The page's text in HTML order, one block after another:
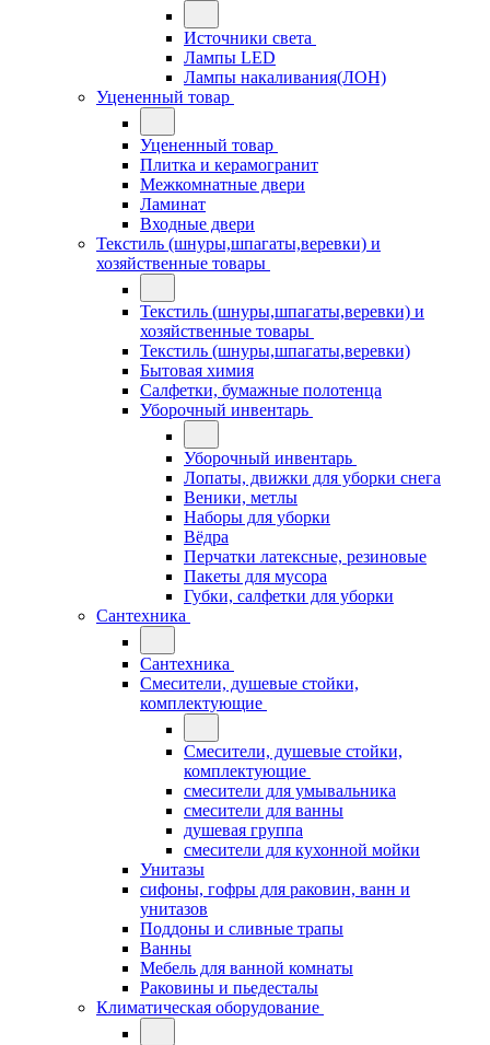
Источники света
Лампы LED
Лампы накаливания(ЛОН)
Уцененный товар
Уцененный товар
Плитка и керамогранит
Межкомнатные двери
Ламинат
Входные двери
Текстиль (шнуры,шпагаты,веревки) и
хозяйственные товары
Текстиль (шнуры,шпагаты,веревки) и
хозяйственные товары
Текстиль (шнуры,шпагаты,веревки)
Бытовая химия
Салфетки, бумажные полотенца
Уборочный инвентарь
Уборочный инвентарь
Лопаты, движки для уборки снега
Веники, метлы
Наборы для уборки
Вёдра
Перчатки латексные, резиновые
Пакеты для мусора
Губки, салфетки для уборки
Сантехника
Сантехника
Смесители, душевые стойки,
комплектующие
Смесители, душевые стойки,
комплектующие
смесители для умывальника
смесители для ванны
душевая группа
смесители для кухонной мойки
Унитазы
сифоны, гофры для раковин, ванн и
унитазов
Поддоны и сливные трапы
Ванны
Мебель для ванной комнаты
Раковины и пьедесталы
Климатическая оборудование